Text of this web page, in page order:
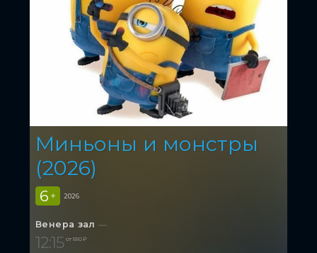
Миньоны и монстры
(2026)
6 + 2026
Венера зал
12:15 от 550 ₽